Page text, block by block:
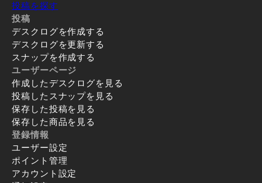
投稿を探す
投稿
デスクログを作成する
デスクログを更新する
スナップを作成する
ユーザーページ
作成したデスクログを見る
投稿したスナップを見る
保存した投稿を見る
保存した商品を見る
登録情報
ユーザー設定
ポイント管理
アカウント設定